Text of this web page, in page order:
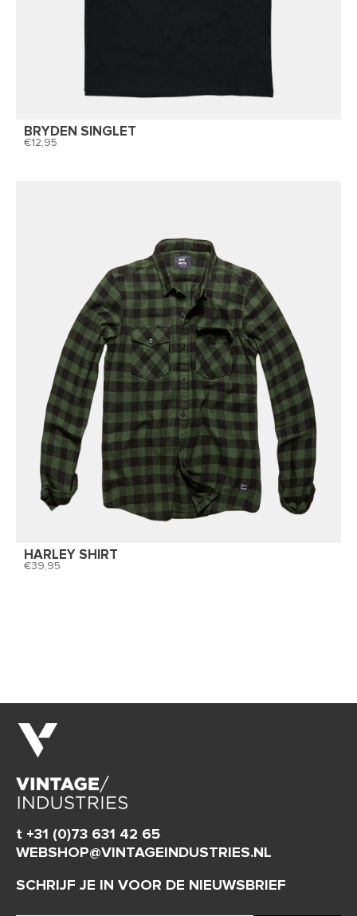
BRYDEN SINGLET
12,95
HARLEY SHIRT
39,95
t +31 (0)73 631 42 65
WEBSHOP@VINTAGEINDUSTRIES.NL
SCHRIJF JE IN VOOR DE NIEUWSBRIEF